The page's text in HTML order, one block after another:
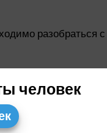
разобраться
вода по трубам
ходьбы,
человек